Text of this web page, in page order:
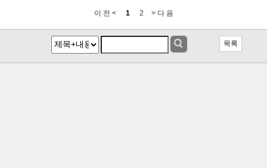
이 전 < 1 2 > 다 음
목록